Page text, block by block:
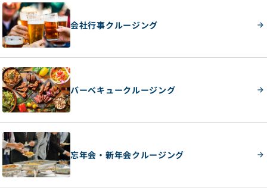
会社行事クルージング
バーベキュークルージング
忘年会・新年会クルージング